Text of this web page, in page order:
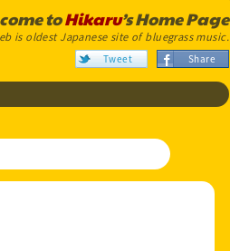
toHikaru’s Home Page
is oldest Japanese site of bluegrass music.
Share
Tweet